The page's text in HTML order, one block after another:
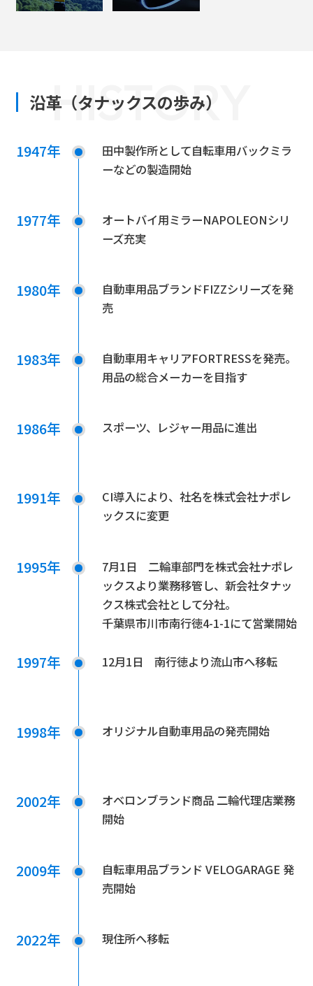
沿革（タナックスの歩み）
HISTORY
1947年
田中製作所として自転車用バックミラ
ーなどの製造開始
1977年
オートバイ用ミラーNAPOLEONシリ
ーズ充実
1980年
自動車用品ブランドFIZZシリーズを発
売
1983年
自動車用キャリアFORTRESSを発売。
用品の総合メーカーを目指す
1986年 スポーツ、レジャー用品に進出
1991年
CI導入により、社名を株式会社ナポレ
ックスに変更
1995年
7月1日 二輪車部門を株式会社ナポレ
ックスより業務移管し、新会社タナッ
クス株式会社として分社。
千葉県市川市南行徳4-1-1にて営業開始
1997年 12月1日 南行徳より流山市へ移転
1998年 オリジナル自動車用品の発売開始
2002年
オベロンブランド商品 二輪代理店業務
開始
2009年
自転車用品ブランド VELOGARAGE 発
売開始
2022年 現住所へ移転